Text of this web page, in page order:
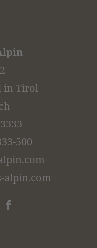
in Tirol
500
alpin.com